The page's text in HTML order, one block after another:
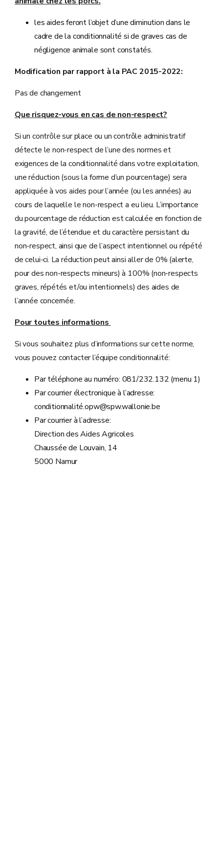
les aides feront l’objet d’une diminution dans le
cadre de la conditionnalité si de graves cas de
négligence animale sont constatés.
Modification par rapport à la PAC 2015-2022:
Pas de changement
Que risquez-vous en cas de non-respect?
Si un contrôle sur place ou un contrôle administratif
détecte le non-respect de l’une des normes et
exigences de la conditionnalité dans votre exploitation,
une réduction (sous la forme d’un pourcentage) sera
appliquée à vos aides pour l’année (ou les années) au
cours de laquelle le non-respect a eu lieu. L’importance
du pourcentage de réduction est calculée en fonction de
la gravité, de l’étendue et du caractère persistant du
non-respect, ainsi que de l’aspect intentionnel ou répété
de celui-ci. La réduction peut ainsi aller de 0% (alerte,
pour des non-respects mineurs) à 100% (non-respects
graves, répétés et/ou intentionnels) des aides de
l’année concernée.
Pour toutes informations
Si vous souhaitez plus d’informations sur cette norme,
vous pouvez contacter l’équipe conditionnalité:
Par téléphone au numéro: 081/232.132 (menu 1)
Par courrier électronique à l’adresse:
conditionnalité.opw@spw.wallonie.be
Par courrier à l’adresse:
Direction des Aides Agricoles
Chaussée de Louvain, 14
5000 Namur